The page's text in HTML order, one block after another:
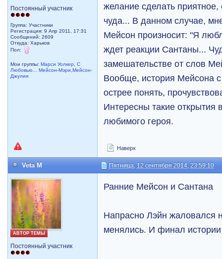
Постоянный участник
Группа: Участники
Регистрация: 9 Апр 2011, 17:31
Сообщений: 2609
Откуда: Харьков
Пол:
Мои группы:Марси Уолкер ,С
Любовью... Мейсон-Мэри,Мейсон-
Джулия
желание сделать
чуда... В данном случае,
Мейсон произносит: "Я
ждет реакции Сантаны...
замешательстве от слов
Вообще, история Мейсона
острее понять,
Интересны такие открытия
любимого героя.
Наверх
Veta M Пятница, 12 сентября 2014, 23:59:10
АВТОР ТЕМЫ
Постоянный участник
Ранние Мейсон и Сантана
Напрасно Лэйн жаловался
менялись. И финал